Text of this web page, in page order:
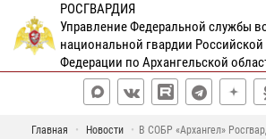
РОСГВАРДИЯ
Управление Федеральной службы
национальной гвардии Российской
Федерации по Архангельской
Главная Новости
В СОБР «Архангел»